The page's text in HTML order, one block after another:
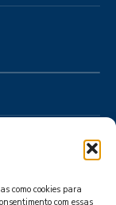
como cookies para
com essas